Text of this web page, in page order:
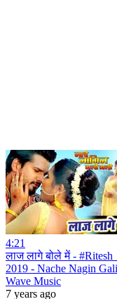
4:21
लाज लागे बोले में -
2019 - Nache Nagin
Wave Music
7 years ago